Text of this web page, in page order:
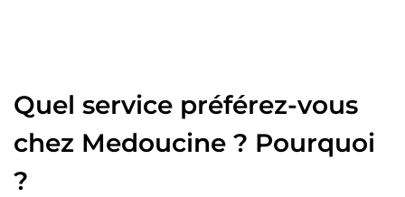
Quel service préférez-vous
chez Medoucine ? Pourquoi
?